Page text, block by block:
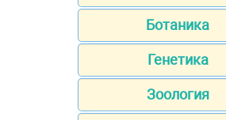
Ботаника
Генетика
Зоология